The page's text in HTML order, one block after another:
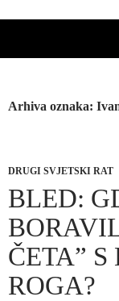
Arhiva oznaka:
DRUGI SVJETSKI RAT
BLED:
ČETA”
ROGA?